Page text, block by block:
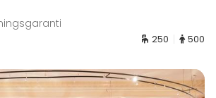
250 500